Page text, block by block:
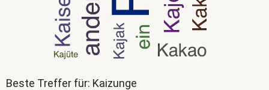
Beste Treffer für: Kaizunge